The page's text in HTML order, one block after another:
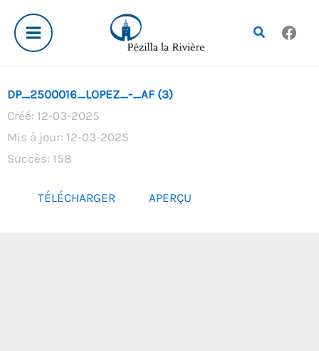
contenu
Rechercher
DP_2500016_LOPEZ_-_AF (3)
Créé: 12-03-2025
Mis à jour: 12-03-2025
Succès: 158
TÉLÉCHARGER APERÇU